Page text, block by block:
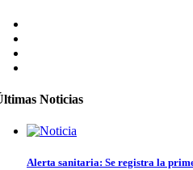
Noticias
Alerta sanitaria: Se registra la